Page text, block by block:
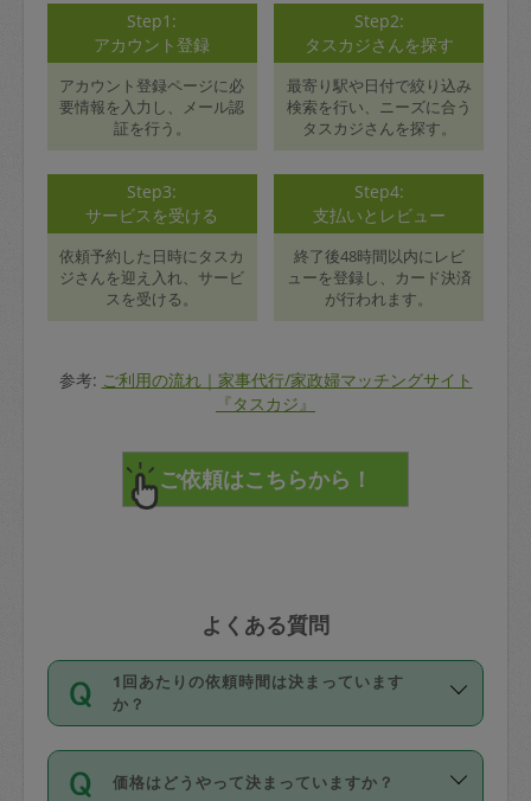
Step1:
アカウント登録
アカウント登録ページに必
要情報を入力し、メール認
証を行う。
Step2:
タスカジさんを探す
最寄り駅や日付で絞り込み
検索を行い、ニーズに合う
タスカジさんを探す。
Step3:
サービスを受ける
依頼予約した日時にタスカ
ジさんを迎え入れ、サービ
スを受ける。
Step4:
支払いとレビュー
終了後48時間以内にレビ
ューを登録し、カード決済
が行われます。
参考: ご利用の流れ｜家事代行/家政婦マッチングサイト
『タスカジ』
よくある質問
1回あたりの依頼時間は決まっています
か？
依頼1回につき3時間固定です。3時間を
超えて依頼したい場合は、延長機能をご
価格はどうやって決まっていますか？